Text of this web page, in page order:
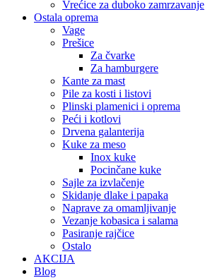
Vrećice za duboko zamrzavanje
Ostala oprema
Vage
Prešice
Za čvarke
Za hamburgere
Kante za mast
Pile za kosti i listovi
Plinski plamenici i oprema
Peći i kotlovi
Drvena galanterija
Kuke za meso
Inox kuke
Pocinčane kuke
Sajle za izvlačenje
Skidanje dlake i papaka
Naprave za omamljivanje
Vezanje kobasica i salama
Pasiranje rajčice
Ostalo
AKCIJA
Blog